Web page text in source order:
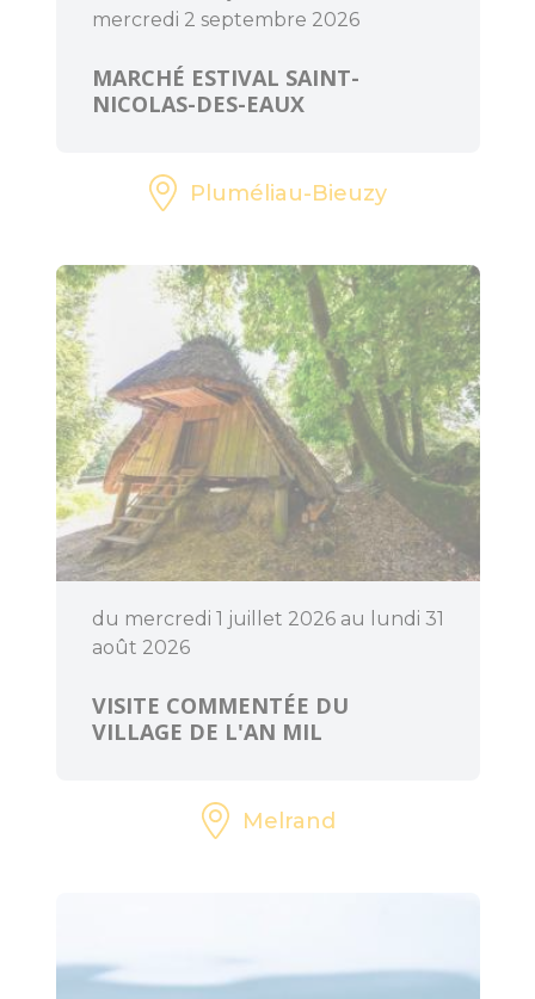
BOUGER
Randonnée, trail,
VTT, balade à
Sorties en famille
mercredi 2 septembre 2026
MARCHÉ ESTIVAL SAINT-
NICOLAS-DES-EAUX
Pluméliau-Bieuzy
du mercredi 1 juillet 2026 au lundi 31
août 2026
VISITE COMMENTÉE DU
VILLAGE DE L'AN MIL
Melrand